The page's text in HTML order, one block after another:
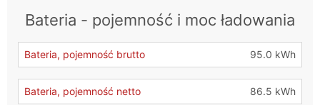
Bateria - pojemność i moc ładowania
Bateria, pojemność brutto 95.0 kWh
Bateria, pojemność netto 86.5 kWh